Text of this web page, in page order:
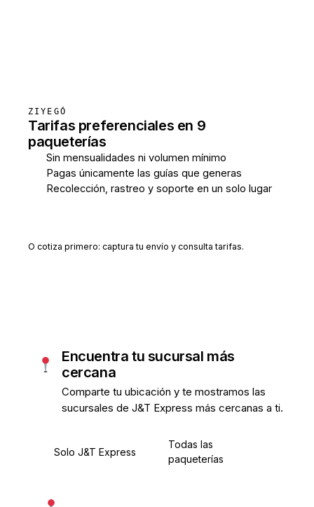
ZIYEGÓ
Tarifas preferenciales en 9
paqueterías
Sin mensualidades ni volumen mínimo
Pagas únicamente las guías que generas
Recolección, rastreo y soporte en un solo lugar
O cotiza primero: captura tu envío y consulta tarifas.
Encuentra tu sucursal más
cercana
Comparte tu ubicación y te mostramos las
sucursales de J&T Express más cercanas a ti.
Solo J&T Express
Todas las
paqueterías